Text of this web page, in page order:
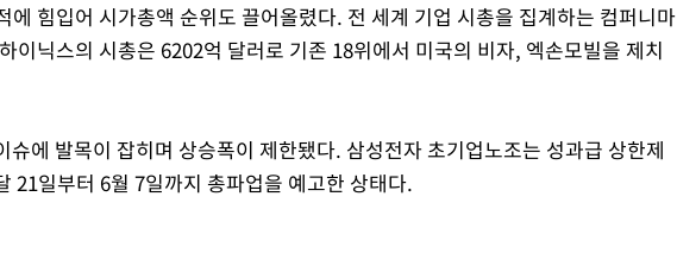
에 힘입어 시가총액 순위도 끌어올렸다. 전 세계 기업 시총을 집계하는 컴퍼니마
이닉스의 시총은 6202억 달러로 기존 18위에서 미국의 비자, 엑손모빌을 제치
슈에 발목이 잡히며 상승폭이 제한됐다. 삼성전자 초기업노조는 성과급 상한제
21일부터 6월 7일까지 총파업을 예고한 상태다.